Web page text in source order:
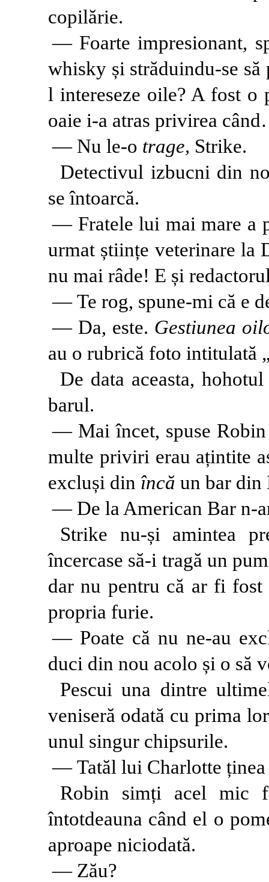
copilărie.
— Foarte impresionant,
whisky și străduindu-se să
l intereseze oile? A fost o
oaie i-a atras privirea
— Nu le-o trage, Strike.
Detectivul izbucni din
se întoarcă.
— Fratele lui mai mare a
urmat științe veterinare la
nu mai râde! E și
— Te rog, spune-mi că e
— Da, este. Gestiunea
au o rubrică foto intitulată
De data aceasta,
barul.
— Mai încet, spuse Robin
multe priviri erau ațintite
excluși din încă un bar din
— De la American Bar n-
Strike nu-și amintea
încercase să-i tragă un
dar nu pentru că ar fi fost
propria furie.
— Poate că nu ne-au
duci din nou acolo și o să
Pescui una dintre
veniseră odată cu prima
unul singur chipsurile.
— Tatăl lui Charlotte ținea
Robin simți acel mic
întotdeauna când el o
aproape niciodată.
— Zău?